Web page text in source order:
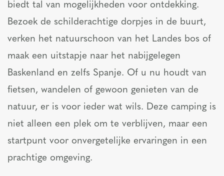
biedt tal van mogelijkheden voor ontdekking.
Bezoek de schilderachtige dorpjes in de buurt,
verken het natuurschoon van het Landes bos of
maak een uitstapje naar het nabijgelegen
Baskenland en zelfs Spanje. Of u nu houdt van
fietsen, wandelen of gewoon genieten van de
natuur, er is voor ieder wat wils. Deze camping is
niet alleen een plek om te verblijven, maar een
startpunt voor onvergetelijke ervaringen in een
prachtige omgeving.